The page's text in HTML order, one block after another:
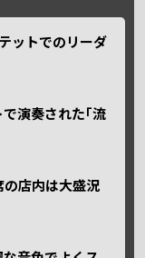
ットでのリーダ
演奏された｢流
店内は大盛況